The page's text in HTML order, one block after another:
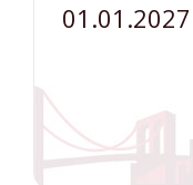
01.01.2027